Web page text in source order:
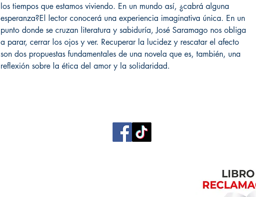
los tiempos que estamos viviendo. En un mundo así, ¿cabrá alguna
esperanza?El lector conocerá una experiencia imaginativa única. En un
punto donde se cruzan literatura y sabiduría, José Saramago nos obliga
a parar, cerrar los ojos y ver. Recuperar la lucidez y rescatar el afecto
son dos propuestas fundamentales de una novela que es, también, una
reflexión sobre la ética del amor y la solidaridad.